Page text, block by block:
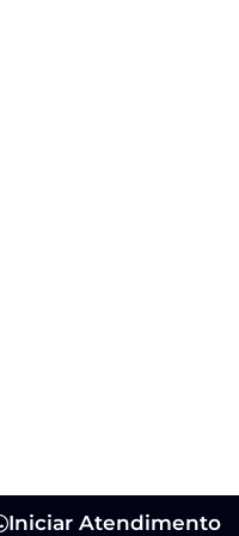
Iniciar Atendimento